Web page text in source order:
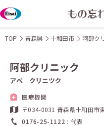
TOP 青森県 十和田市 阿部ク
阿部クリニック
アベ クリニツク
医療機関
〒034-0031 青森県十和田市
0176-25-1122
代表